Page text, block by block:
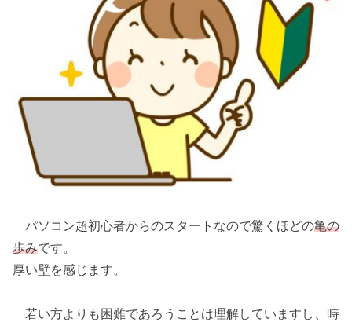
パソコン超初心者からのスタートなので驚くほどの亀の
歩みです。
厚い壁を感じます。
若い方よりも困難であろうことは理解していますし、時